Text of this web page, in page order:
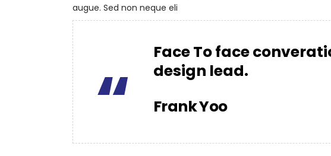
augue. Sed non neque eli
“
Face To face
design lead.
Frank Yoo